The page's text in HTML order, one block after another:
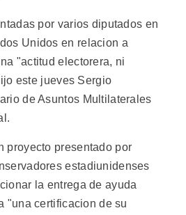
por varios diputados en
Unidos en relacion a
"actitud electorera, ni
este jueves Sergio
de Asuntos Multilaterales
proyecto presentado por
estadiunidenses
la entrega de ayuda
"una certificacion de su